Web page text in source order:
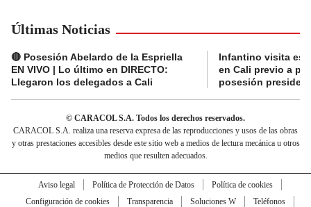
Últimas Noticias
🔴 Posesión Abelardo de la Espriella
EN VIVO | Lo último en DIRECTO:
Llegaron los delegados a Cali
Infantino visita
en Cali previo a
posesión
© CARACOL S.A. Todos los derechos reservados.
CARACOL S.A. realiza una reserva expresa de las reproducciones y usos de las obras
y otras prestaciones accesibles desde este sitio web a medios de lectura mecánica u otros
medios que resulten adecuados.
Aviso legal Política de Protección de Datos
Política de cookies
Configuración de cookies
Transparencia Soluciones W
Teléfonos